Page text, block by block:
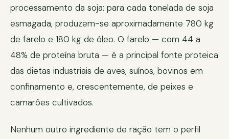
processamento da soja: para cada tonelada de soja
esmagada, produzem-se aproximadamente 780 kg
de farelo e 180 kg de óleo. O farelo — com 44 a
48% de proteína bruta — é a principal fonte proteica
das dietas industriais de aves, suínos, bovinos em
confinamento e, crescentemente, de peixes e
camarões cultivados.
Nenhum outro ingrediente de ração tem o perfil